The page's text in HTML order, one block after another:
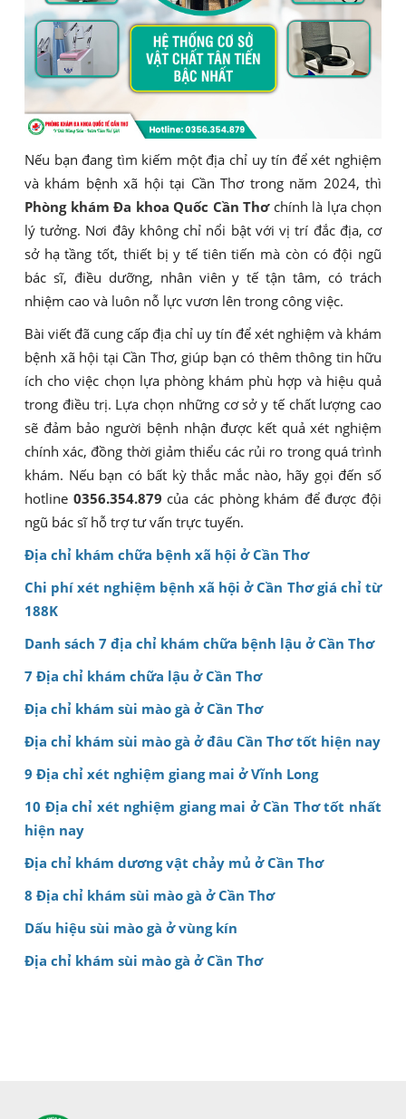
Nếu bạn đang tìm kiếm một địa chỉ uy tín để xét nghiệm
và khám bệnh xã hội tại Cần Thơ trong năm 2024, thì
Phòng khám Đa khoa Quốc Cần Thơchính là lựa chọn
lý tưởng. Nơi đây không chỉ nổi bật với vị trí đắc địa, cơ
sở hạ tầng tốt, thiết bị y tế tiên tiến mà còn có đội ngũ
bác sĩ, điều dưỡng, nhân viên y tế tận tâm, có trách
nhiệm cao và luôn nỗ lực vươn lên trong công việc.
Bài viết đã cung cấp địa chỉ uy tín để xét nghiệm và khám
bệnh xã hội tại Cần Thơ, giúp bạn có thêm thông tin hữu
ích cho việc chọn lựa phòng khám phù hợp và hiệu quả
trong điều trị. Lựa chọn những cơ sở y tế chất lượng cao
sẽ đảm bảo người bệnh nhận được kết quả xét nghiệm
chính xác, đồng thời giảm thiểu các rủi ro trong quá trình
khám. Nếu bạn có bất kỳ thắc mắc nào, hãy gọi đến số
hotline 0356.354.879 của các phòng khám để được đội
ngũ bác sĩ hỗ trợ tư vấn trực tuyến.
Địa chỉ khám chữa bệnh xã hội ở Cần Thơ
Chi phí xét nghiệm bệnh xã hội ở Cần Thơ giá chỉ từ
188K
Danh sách 7 địa chỉ khám chữa bệnh lậu ở Cần Thơ
7 Địa chỉ khám chữa lậu ở Cần Thơ
Địa chỉ khám sùi mào gà ở Cần Thơ
Địa chỉ khám sùi mào gà ở đâu Cần Thơ tốt hiện nay
9 Địa chỉ xét nghiệm giang mai ở Vĩnh Long
10 Địa chỉ xét nghiệm giang mai ở Cần Thơ tốt nhất
hiện nay
Địa chỉ khám dương vật chảy mủ ở Cần Thơ
8 Địa chỉ khám sùi mào gà ở Cần Thơ
Dấu hiệu sùi mào gà ở vùng kín
Địa chỉ khám sùi mào gà ở Cần Thơ